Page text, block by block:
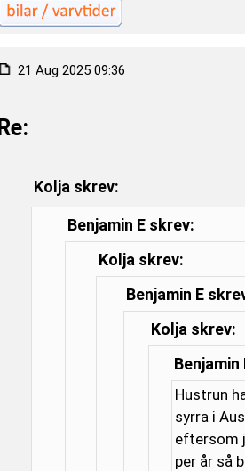
21 Aug 2025 09:36
Re:
Kolja skrev:
Benjamin E skrev:
Kolja skrev:
Benjamin E
Kolja skrev:
Benjamin
Hustrun
syrra i
eftersom
per år så